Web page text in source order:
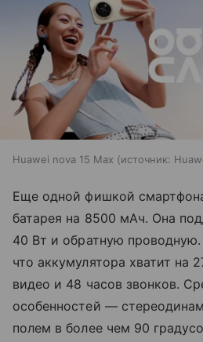
Huawei nova 15 Max источник:
Еще одной фишкой
батарея на 8500 мАч. Она
40 Вт и обратную проводную.
что аккумулятора хватит на
видео и 48 часов звонков.
особенностей —
полем в более чем 90